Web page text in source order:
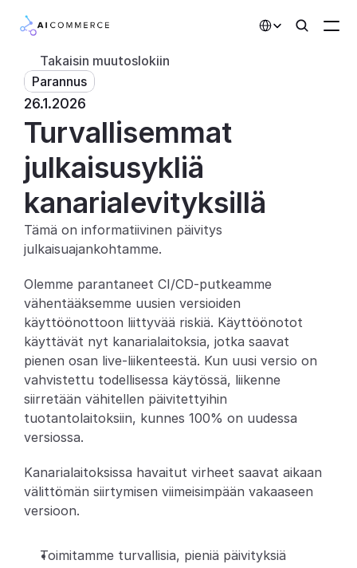
Asiakkaat
Kumppanit
Hinnoittelu
Kehittäjille
Ratkaisut
Integraatiot
Partners
Asiakkaat
Tekoälyominaisuudet
Muutosloki
Takaisin muutoslokiin
Parannus
26.1.2026
Turvallisemmat
julkaisusykliä
kanarialevityksillä
Tämä on informatiivinen päivitys
julkaisuajankohtamme.
Olemme parantaneet CI/CD-putkeamme
vähentääksemme uusien versioiden
käyttöönottoon liittyvää riskiä. Käyttöönotot
käyttävät nyt kanarialaitoksia, jotka saavat
pienen osan live-liikenteestä. Kun uusi versio on
vahvistettu todellisessa käytössä, liikenne
siirretään vähitellen päivitettyihin
tuotantolaitoksiin, kunnes 100% on uudessa
versiossa.
Kanarialaitoksissa havaitut virheet saavat aikaan
välittömän siirtymisen viimeisimpään vakaaseen
versioon.
Toimitamme turvallisia, pieniä päivityksiä